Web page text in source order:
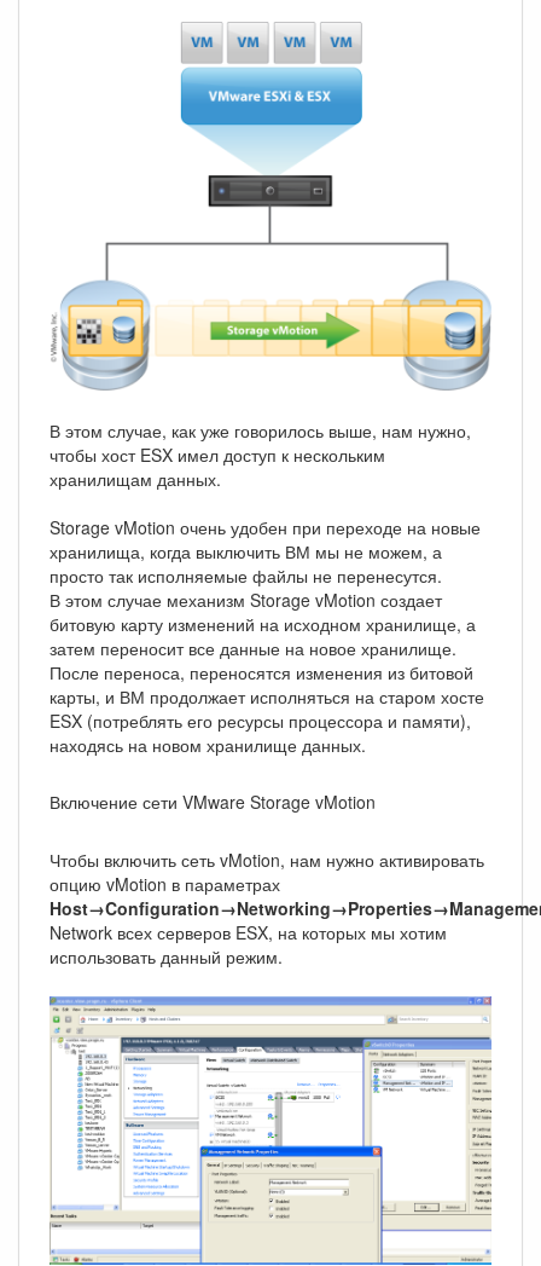
В этом случае, как уже говорилось выше, нам нужно,
чтобы хост ESX имел доступ к нескольким
хранилищам данных.
Storage vMotion очень удобен при переходе на новые
хранилища, когда выключить ВМ мы не можем, а
просто так исполняемые файлы не перенесутся.
В этом случае механизм Storage vMotion создает
битовую карту изменений на исходном хранилище, а
затем переносит все данные на новое хранилище.
После переноса, переносятся изменения из битовой
карты, и ВМ продолжает исполняться на старом хосте
ESX (потреблять его ресурсы процессора и памяти),
находясь на новом хранилище данных.
Включение сети VMware Storage vMotion
Чтобы включить сеть vMotion, нам нужно активировать
опцию vMotion в параметрах
Network всех серверов ESX, на которых мы хотим
использовать данный режим.